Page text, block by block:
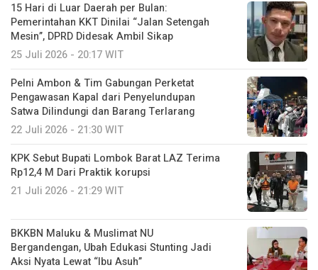
15 Hari di Luar Daerah per Bulan:
Pemerintahan KKT Dinilai “Jalan Setengah
Mesin”, DPRD Didesak Ambil Sikap
25 Juli 2026 - 20:17 WIT
Pelni Ambon & Tim Gabungan Perketat
Pengawasan Kapal dari Penyelundupan
Satwa Dilindungi dan Barang Terlarang
22 Juli 2026 - 21:30 WIT
KPK Sebut Bupati Lombok Barat LAZ Terima
Rp12,4 M Dari Praktik korupsi
21 Juli 2026 - 21:29 WIT
BKKBN Maluku & Muslimat NU
Bergandengan, Ubah Edukasi Stunting Jadi
Aksi Nyata Lewat “Ibu Asuh”